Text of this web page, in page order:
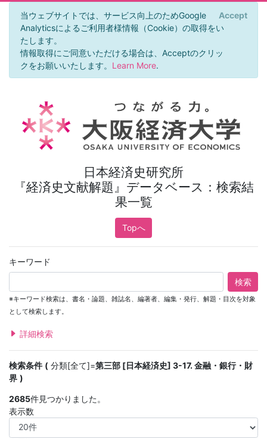
当ウェブサイトでは、サービス向上のためGoogle
Analyticsによるご利用者様情報（Cookie）の取得をい
たします。
情報取得にご同意いただける場合は、Acceptのクリッ
クをお願いいたします。 Learn More.
Accept
日本経済史研究所
『経済史文献解題』データベース：検索結
果一覧
Topへ
キーワード
検索
※キーワード検索は、書名・論題、雑誌名、編著者、編集・発行、解題・目次を対象
として検索します。
詳細検索
検索条件 分類[全て]=第三部 [日本経済史] 3-17. 金融・銀行・財
界
2685件見つかりました。
表示数
×